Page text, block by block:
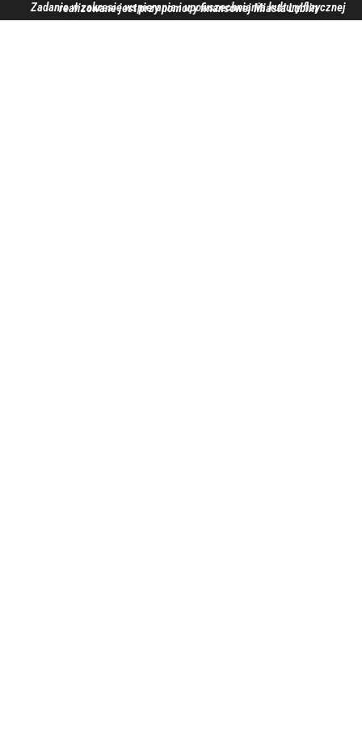
Zadanie w zakresie wspierania i upowszechniania kultury fizycznej realizowane jest przy pomocy finansowej Miasta Lublin